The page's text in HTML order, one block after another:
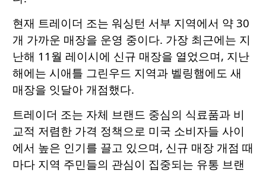
현재 트레이더 조는 워싱턴 서부 지역에서 약 30
개 가까운 매장을 운영 중이다. 가장 최근에는 지
난해 11월 레이시에 신규 매장을 열었으며, 지난
해에는 시애틀 그린우드 지역과 벨링햄에도 새
매장을 잇달아 개점했다.
트레이더 조는 자체 브랜드 중심의 식료품과 비
교적 저렴한 가격 정책으로 미국 소비자들 사이
에서 높은 인기를 끌고 있으며, 신규 매장 개점 때
마다 지역 주민들의 관심이 집중되는 유통 브랜